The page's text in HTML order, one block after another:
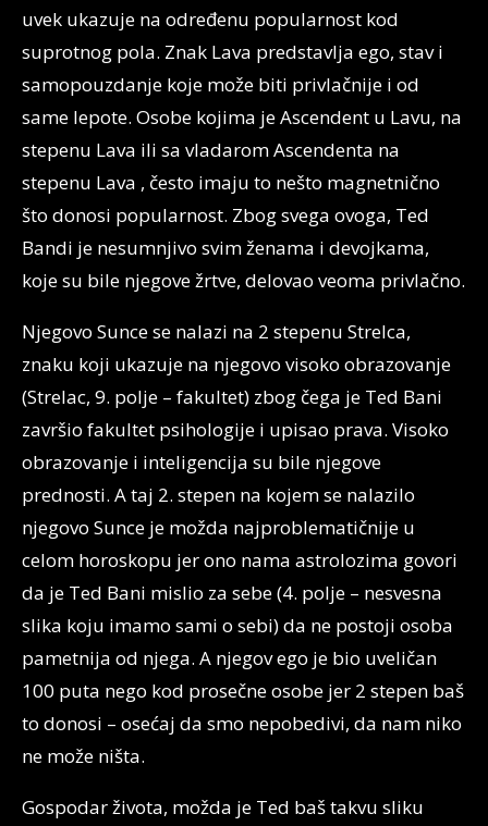
uvek ukazuje na određenu popularnost kod
suprotnog pola. Znak Lava predstavlja ego, stav i
samopouzdanje koje može biti privlačnije i od
same lepote. Osobe kojima je Ascendent u Lavu, na
stepenu Lava ili sa vladarom Ascendenta na
stepenu Lava , često imaju to nešto magnetnično
što donosi popularnost. Zbog svega ovoga, Ted
Bandi je nesumnjivo svim ženama i devojkama,
koje su bile njegove žrtve, delovao veoma privlačno.
Njegovo Sunce se nalazi na 2 stepenu Strelca,
znaku koji ukazuje na njegovo visoko obrazovanje
(Strelac, 9. polje – fakultet) zbog čega je Ted Bani
završio fakultet psihologije i upisao prava. Visoko
obrazovanje i inteligencija su bile njegove
prednosti. A taj 2. stepen na kojem se nalazilo
njegovo Sunce je možda najproblematičnije u
celom horoskopu jer ono nama astrolozima govori
da je Ted Bani mislio za sebe (4. polje – nesvesna
slika koju imamo sami o sebi) da ne postoji osoba
pametnija od njega. A njegov ego je bio uveličan
100 puta nego kod prosečne osobe jer 2 stepen baš
to donosi – osećaj da smo nepobedivi, da nam niko
ne može ništa.
Gospodar života, možda je Ted baš takvu sliku